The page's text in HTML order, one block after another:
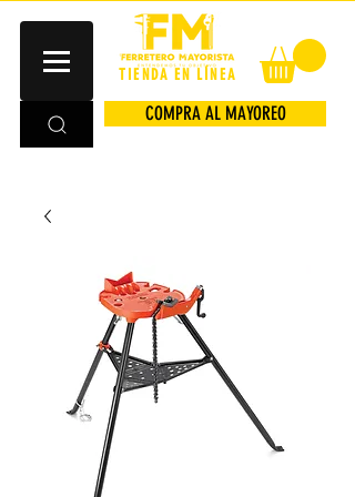
TIENDA EN LÍNEA
COMPRA AL MAYOREO